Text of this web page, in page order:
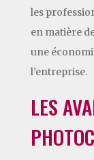
les
en matière
une
l’entreprise.
LES